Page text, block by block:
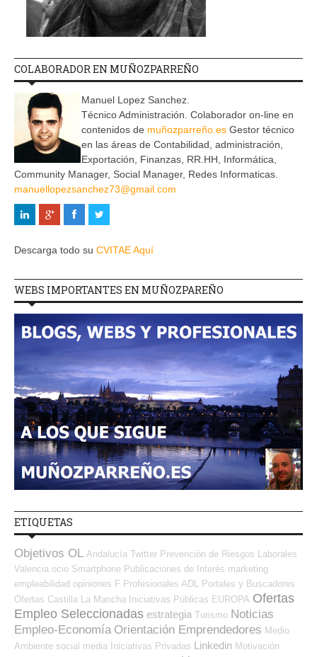
COLABORADOR EN MUÑOZPARREÑO
Manuel Lopez Sanchez.
Técnico Administración. Colaborador on-line en
contenidos de muñozparreño.es Gestor técnico
en las áreas de Contabilidad, administración,
Exportación, Finanzas, RR.HH, Informática,
Community Manager, Social Manager, Redes Informaticas.
manuellopezsanchez73@gmail.com
Descarga todo su CVITAE Aquí
WEBS IMPORTANTES EN MUÑOZPAREÑO
ETIQUETAS
Objetivos OL Andalucía Twitter Prevención de Riesgos Laborales
Valencia ocio Smartphone Publicaciones de Interés marketing
empleabilidad opiniones F Profesionales ADL
Portales y Buscadores
Ofertas Castilla La Mancha Iniciativas Públicas EUROPA Ofertas
Empleo Seleccionadas estrategia Turismo Noticias
Empleo-Economía Orientación Emprendedores Medio
Ambiente social media Iniciativas Privadas Linkedin Motivación